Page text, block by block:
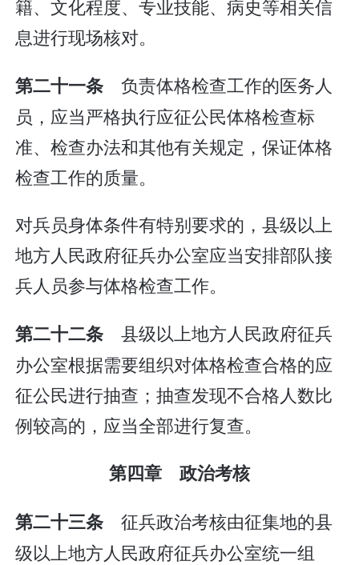
籍、文化程度、专业技能、病史等相关信
息进行现场核对。
第二十一条 负责体格检查工作的医务人
员，应当严格执行应征公民体格检查标
准、检查办法和其他有关规定，保证体格
检查工作的质量。
对兵员身体条件有特别要求的，县级以上
地方人民政府征兵办公室应当安排部队接
兵人员参与体格检查工作。
第二十二条 县级以上地方人民政府征兵
办公室根据需要组织对体格检查合格的应
征公民进行抽查；抽查发现不合格人数比
例较高的，应当全部进行复查。
第四章 政治考核
第二十三条 征兵政治考核由征集地的县
级以上地方人民政府征兵办公室统一组